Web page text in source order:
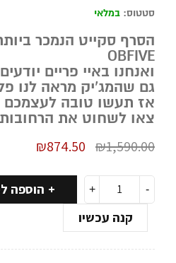
סטטוס: במלאי
הסרף סקייט הנמכר
OBFIVE
ואנחנו באיי פריים
גם שהמג’יק מראה לנו
אז תעשו טובה לעצמכם
צאו לשחוט את
₪1,590.00
₪874.50
הוספה
קנה עכשיו